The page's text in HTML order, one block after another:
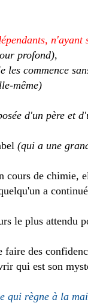
profond),
les commence
même)
d'un père et
(qui a une
cours de chimie,
a
le plus attendu
faire des
qui est son
qui règne à la